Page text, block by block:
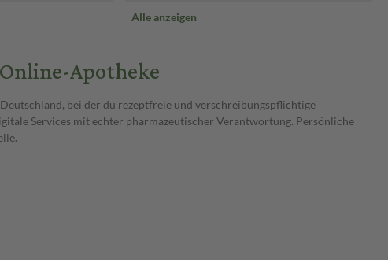
Apotheke
bei der du rezeptfreie und verschreibungspflichtige
Services mit echter pharmazeutischer Verantwortung. Persönliche
Alle anzeigen